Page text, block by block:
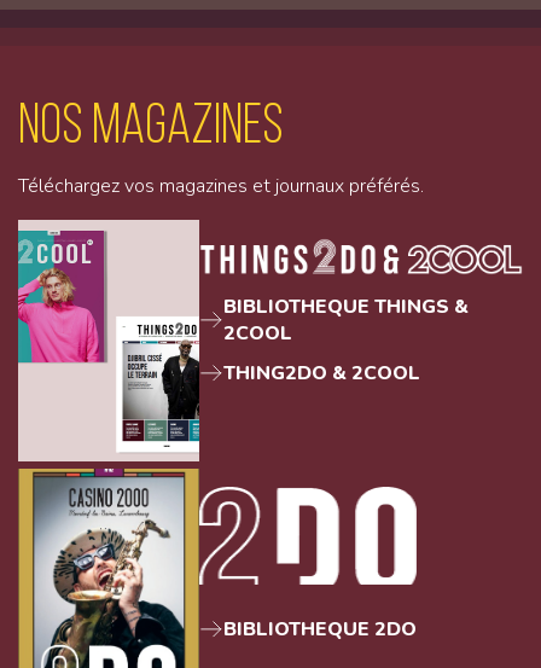
Nos magazines
Téléchargez vos magazines et journaux préférés.
BIBLIOTHEQUE THINGS &
2COOL
THING2DO & 2COOL
BIBLIOTHEQUE 2DO